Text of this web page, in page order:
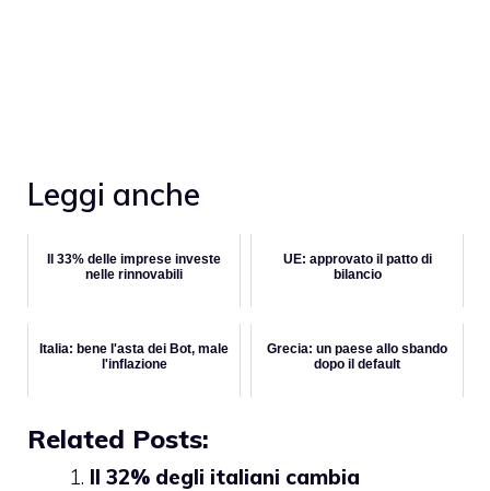
Leggi anche
Il 33% delle imprese investe
nelle rinnovabili
UE: approvato il patto di
bilancio
Italia: bene l'asta dei Bot, male
l'inflazione
Grecia: un paese allo sbando
dopo il default
Related Posts:
Il 32% degli italiani cambia